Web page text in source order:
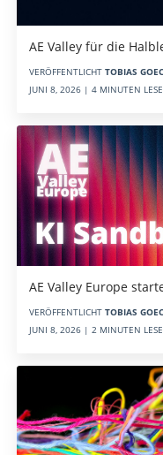
AE Valley für die
VERÖFFENTLICHT TOBIAS
JUNI 8, 2026 | 4 MINUTEN
AE Valley Europe
VERÖFFENTLICHT TOBIAS
JUNI 8, 2026 | 2 MINUTEN